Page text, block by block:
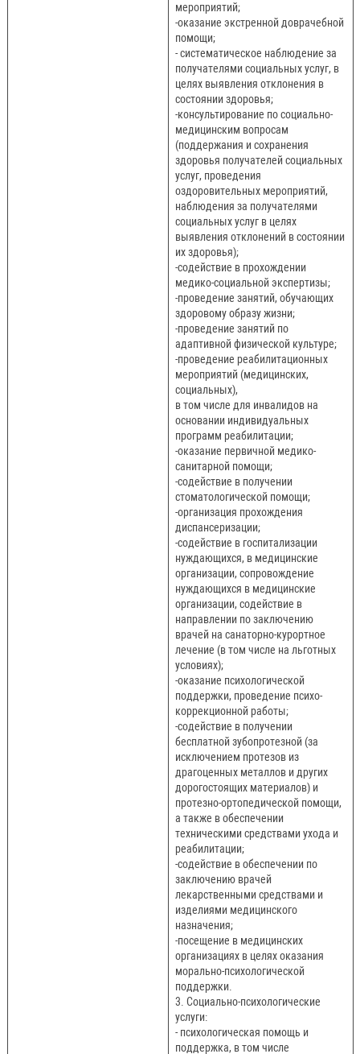
мероприятий;
-оказание экстренной доврачебной
помощи;
- систематическое наблюдение за
получателями социальных услуг, в
целях выявления отклонения в
состоянии здоровья;
-консультирование по социально-
медицинским вопросам
(поддержания и сохранения
здоровья получателей социальных
услуг, проведения
оздоровительных мероприятий,
наблюдения за получателями
социальных услуг в целях
выявления отклонений в состоянии
их здоровья);
-содействие в прохождении
медико-социальной экспертизы;
-проведение занятий, обучающих
здоровому образу жизни;
-проведение занятий по
адаптивной физической культуре;
-проведение реабилитационных
мероприятий (медицинских,
социальных),
в том числе для инвалидов на
основании индивидуальных
программ реабилитации;
-оказание первичной медико-
санитарной помощи;
-содействие в получении
стоматологической помощи;
-организация прохождения
диспансеризации;
-содействие в госпитализации
нуждающихся, в медицинские
организации, сопровождение
нуждающихся в медицинские
организации, содействие в
направлении по заключению
врачей на санаторно-курортное
лечение (в том числе на льготных
условиях);
-оказание психологической
поддержки, проведение психо-
коррекционной работы;
-содействие в получении
бесплатной зубопротезной (за
исключением протезов из
драгоценных металлов и других
дорогостоящих материалов) и
протезно-ортопедической помощи,
а также в обеспечении
техническими средствами ухода и
реабилитации;
-содействие в обеспечении по
заключению врачей
лекарственными средствами и
изделиями медицинского
назначения;
-посещение в медицинских
организациях в целях оказания
морально-психологической
поддержки.
3. Социально-психологические
услуги:
- психологическая помощь и
поддержка, в том числе